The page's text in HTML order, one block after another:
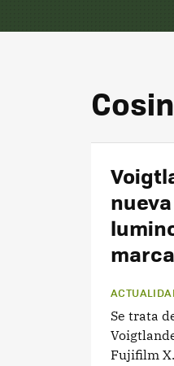
Se trata
Fujifilm X.